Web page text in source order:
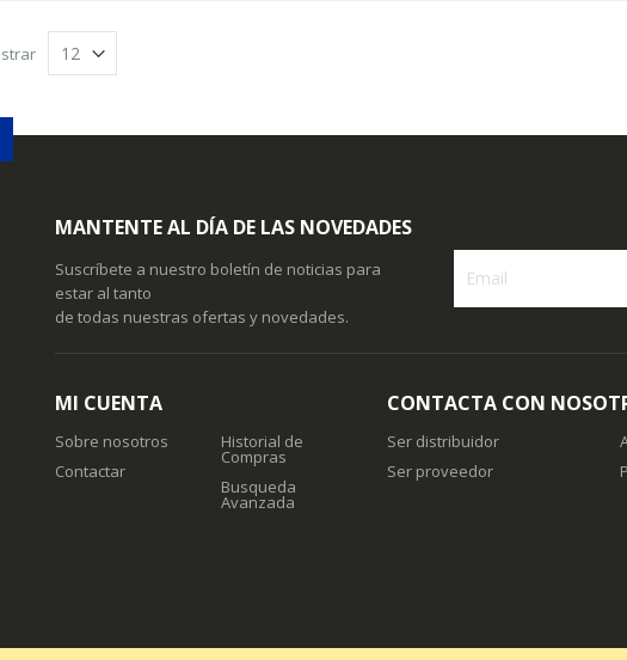
MANTENTE AL DÍA DE LAS NOVEDADES
Suscríbete a nuestro boletín de noticias para
estar al tanto
de todas nuestras ofertas y novedades.
de
noticias:
MI CUENTA
Sobre nosotros
Contactar
Historial de
Compras
Busqueda
Avanzada
CONTACTA CON
Ser distribuidor
Ser proveedor